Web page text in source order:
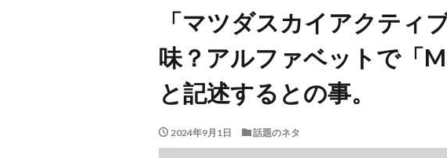
「マツダスカイアクティ
味？アルファベットで「
と記述するとの事。
2024年9月1日 話題のネタ